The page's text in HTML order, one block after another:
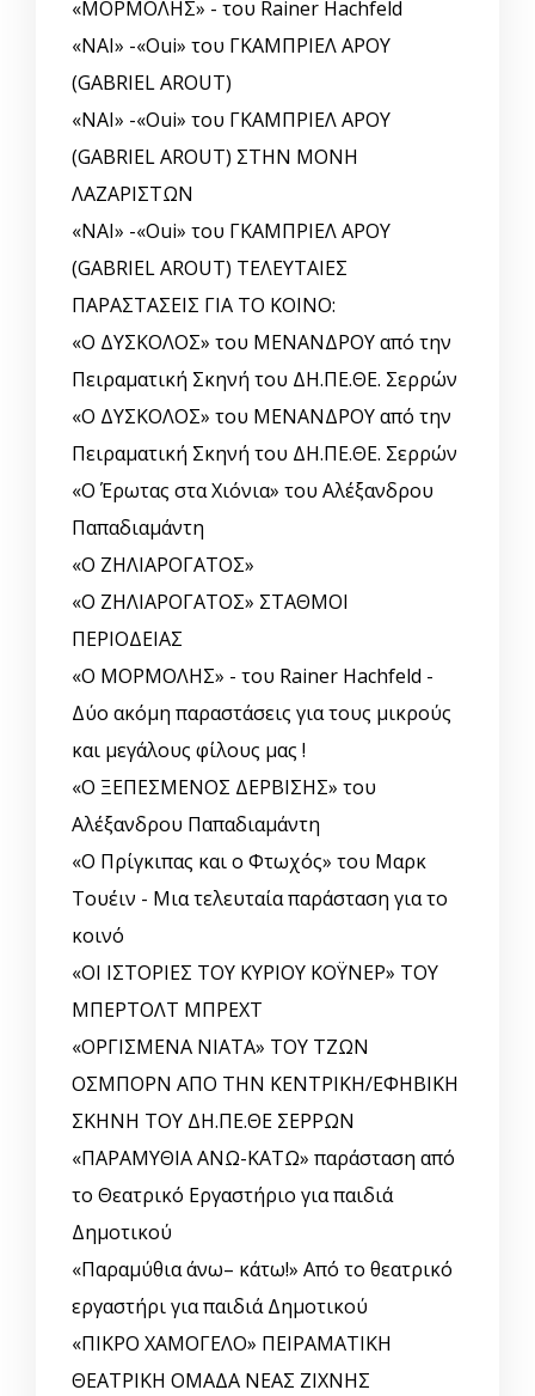
«ΜΟΡΜΟΛΗΣ» - του Rainer Hachfeld
«ΝΑΙ» -«Oui» του ΓΚΑΜΠΡΙΕΛ ΑΡΟΥ
(GABRIEL AROUT)
«ΝΑΙ» -«Oui» του ΓΚΑΜΠΡΙΕΛ ΑΡΟΥ
(GABRIEL AROUT) ΣΤΗΝ ΜΟΝΗ
ΛΑΖΑΡΙΣΤΩΝ
«ΝΑΙ» -«Oui» του ΓΚΑΜΠΡΙΕΛ ΑΡΟΥ
(GABRIEL AROUT) ΤΕΛΕΥΤΑΙΕΣ
ΠΑΡΑΣΤΑΣΕΙΣ ΓΙΑ ΤΟ ΚΟΙΝΟ:
«Ο ΔΥΣΚΟΛΟΣ» του ΜΕΝΑΝΔΡΟΥ από την
Πειραματική Σκηνή του ΔΗ.ΠΕ.ΘΕ. Σερρών
«Ο ΔΥΣΚΟΛΟΣ» του ΜΕΝΑΝΔΡΟΥ από την
Πειραματική Σκηνή του ΔΗ.ΠΕ.ΘΕ. Σερρών
«Ο Έρωτας στα Χιόνια» του Αλέξανδρου
Παπαδιαμάντη
«Ο ΖΗΛΙΑΡΟΓΑΤΟΣ»
«Ο ΖΗΛΙΑΡΟΓΑΤΟΣ» ΣΤΑΘΜΟΙ
ΠΕΡΙΟΔΕΙΑΣ
«Ο ΜΟΡΜΟΛΗΣ» - του Rainer Hachfeld -
Δύο ακόμη παραστάσεις για τους μικρούς
και μεγάλους φίλους μας !
«Ο ΞΕΠΕΣΜΕΝΟΣ ΔΕΡΒΙΣΗΣ» του
Αλέξανδρου Παπαδιαμάντη
«Ο Πρίγκιπας και ο Φτωχός» του Μαρκ
Τουέιν - Μια τελευταία παράσταση για το
κοινό
«ΟΙ ΙΣΤΟΡΙΕΣ ΤΟΥ ΚΥΡΙΟΥ ΚΟΫΝΕΡ» ΤΟΥ
ΜΠΕΡΤΟΛΤ ΜΠΡΕΧΤ
«ΟΡΓΙΣΜΕΝΑ ΝΙΑΤΑ» ΤΟΥ ΤΖΩΝ
ΟΣΜΠΟΡΝ ΑΠΟ ΤΗΝ ΚΕΝΤΡΙΚΗ/ΕΦΗΒΙΚΗ
ΣΚΗΝΗ ΤΟΥ ΔΗ.ΠΕ.ΘΕ ΣΕΡΡΩΝ
«ΠΑΡΑΜΥΘΙΑ ΑΝΩ-ΚΑΤΩ» παράσταση από
το Θεατρικό Εργαστήριο για παιδιά
Δημοτικού
«Παραμύθια άνω– κάτω!» Από το θεατρικό
εργαστήρι για παιδιά Δημοτικού
«ΠΙΚΡΟ ΧΑΜΟΓΕΛΟ» ΠΕΙΡΑΜΑΤΙΚΗ
ΘΕΑΤΡΙΚΗ ΟΜΑΔΑ ΝΕΑΣ ΖΙΧΝΗΣ